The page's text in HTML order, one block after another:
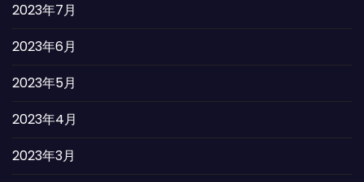
2023年7月
2023年6月
2023年5月
2023年4月
2023年3月